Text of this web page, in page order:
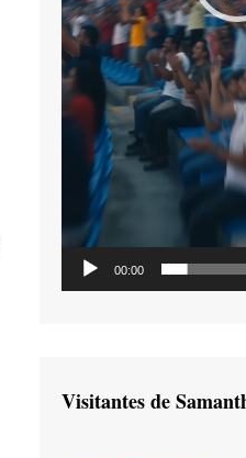
00:00
Visitantes de